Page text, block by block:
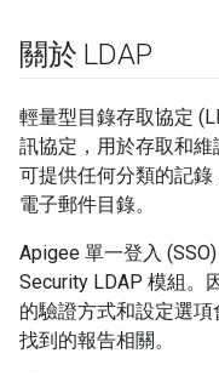
關於 LDAP
輕量型目錄存取協定
訊協定，用於存取和
可提供任何分類的記
電子郵件目錄。
Apigee 單一登入
Security LDAP 模組。
的驗證方式和設定選項
找到的報告相關。